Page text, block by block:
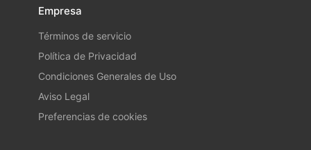
Empresa
Términos de servicio
Política de Privacidad
Condiciones Generales de Uso
Aviso Legal
Preferencias de cookies